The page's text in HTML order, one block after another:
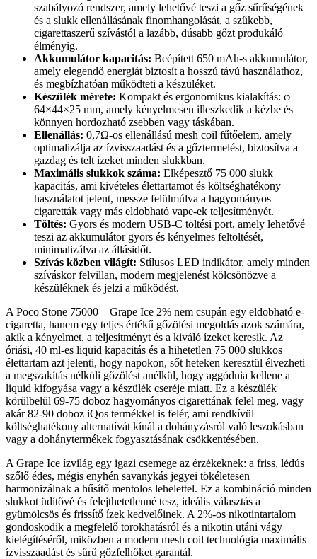
szabályozó rendszer, amely lehetővé teszi a gőz sűrűségének
és a slukk ellenállásának finomhangolását, a szűkebb,
cigarettaszerű szívástól a lazább, dúsabb gőzt produkáló
élményig.
Akkumulátor kapacitás: Beépített 650 mAh-s akkumulátor,
amely elegendő energiát biztosít a hosszú távú használathoz,
és megbízhatóan működteti a készüléket.
Készülék mérete: Kompakt és ergonomikus kialakítás: φ
64×44×25 mm, amely kényelmesen illeszkedik a kézbe és
könnyen hordozható zsebben vagy táskában.
Ellenállás: 0,7Ω-os ellenállású mesh coil fűtőelem, amely
optimalizálja az ízvisszaadást és a gőztermelést, biztosítva a
gazdag és telt ízeket minden slukkban.
Maximális slukkok száma: Elképesztő 75 000 slukk
kapacitás, ami kivételes élettartamot és költséghatékony
használatot jelent, messze felülmúlva a hagyományos
cigaretták vagy más eldobható vape-ek teljesítményét.
Töltés: Gyors és modern USB-C töltési port, amely lehetővé
teszi az akkumulátor gyors és kényelmes feltöltését,
minimalizálva az állásidőt.
Szívás közben világít: Stílusos LED indikátor, amely minden
szíváskor felvillan, modern megjelenést kölcsönözve a
készüléknek és jelzi a működést.
A Poco Stone 75000 – Grape Ice 2% nem csupán egy eldobható e-
cigaretta, hanem egy teljes értékű gőzölési megoldás azok számára,
akik a kényelmet, a teljesítményt és a kiváló ízeket keresik. Az
óriási, 40 ml-es liquid kapacitás és a hihetetlen 75 000 slukkos
élettartam azt jelenti, hogy napokon, sőt heteken keresztül élvezheti
a megszakítás nélküli gőzölést anélkül, hogy aggódnia kellene a
liquid kifogyása vagy a készülék cseréje miatt. Ez a készülék
körülbelül 69-75 doboz hagyományos cigarettának felel meg, vagy
akár 82-90 doboz iQos termékkel is felér, ami rendkívül
költséghatékony alternatívát kínál a dohányzásról való leszokásban
vagy a dohánytermékek fogyasztásának csökkentésében.
A Grape Ice ízvilág egy igazi csemege az érzékeknek: a friss, lédús
szőlő édes, mégis enyhén savanykás jegyei tökéletesen
harmonizálnak a hűsítő mentolos lehelettel. Ez a kombináció minden
slukkot üdítővé és felejthetetlenné tesz, ideális választás a
gyümölcsös és frissítő ízek kedvelőinek. A 2%-os nikotintartalom
gondoskodik a megfelelő torokhatásról és a nikotin utáni vágy
kielégítéséről, miközben a modern mesh coil technológia maximális
ízvisszaadást és sűrű gőzfelhőket garantál.